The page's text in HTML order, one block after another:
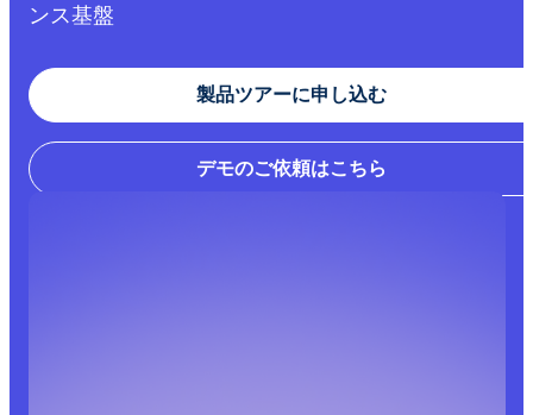
ンス基盤
製品ツアーに申し込む
デモのご依頼はこちら